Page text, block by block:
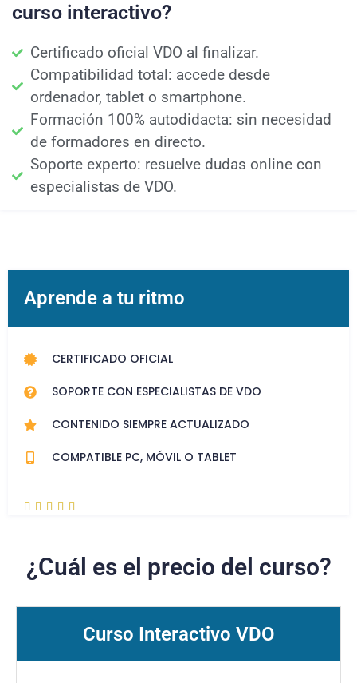
Aprende a tu ritmo
CERTIFICADO OFICIAL
SOPORTE CON ESPECIALISTAS DE VDO
CONTENIDO SIEMPRE ACTUALIZADO
COMPATIBLE PC, MÓVIL O TABLET
    
curso interactivo?
Certificado oficial VDO al finalizar.
Compatibilidad total: accede desde
ordenador, tablet o smartphone.
Formación 100% autodidacta: sin necesidad
de formadores en directo.
Soporte experto: resuelve dudas online con
especialistas de VDO.
¿Cuál es el precio del curso?
Curso Interactivo VDO